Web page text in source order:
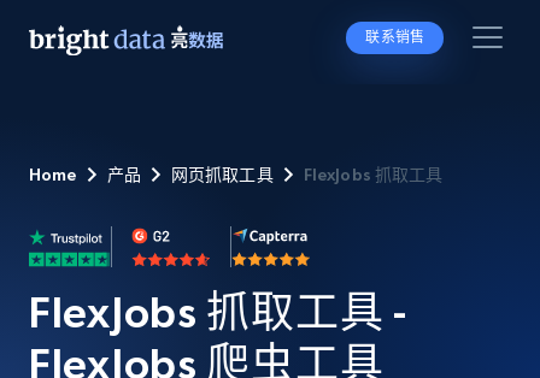
联系销售
Home 产品 网页抓取工具 FlexJobs 抓取工具
FlexJobs 抓取工具 -
FlexJobs 爬虫工具